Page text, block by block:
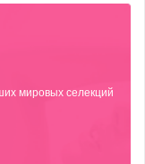
мировых селекций